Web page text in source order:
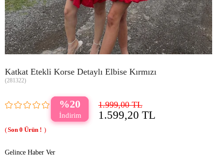
Katkat Etekli Korse Detaylı Elbise Kırmızı
(281322)
20 1.999,00 TL
1.599,20 TL
0
Gelince Haber Ver